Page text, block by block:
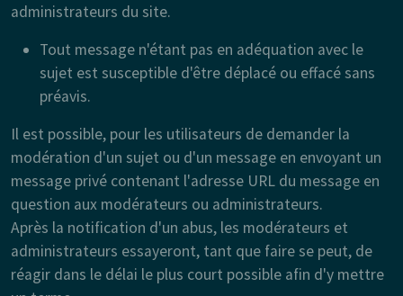
administrateurs du site.
Tout message n'étant pas en adéquation avec le
sujet est susceptible d'être déplacé ou effacé sans
préavis.
Il est possible, pour les utilisateurs de demander la
modération d'un sujet ou d'un message en envoyant un
message privé contenant l'adresse URL du message en
question aux modérateurs ou administrateurs.
Après la notification d'un abus, les modérateurs et
administrateurs essayeront, tant que faire se peut, de
réagir dans le délai le plus court possible afin d'y mettre